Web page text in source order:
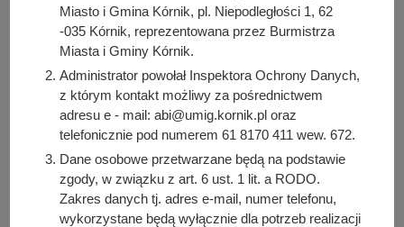
Kontakt
Anita Wachowiak
Koordynator ds. dostępności w Urzędzie Miasta i Gminy
+48 515 229 671
e-mail:rzecznik.on@kornik.pl,sds@kornik.pl
Osoba odpowiedzialna za treść:
Bartosz Przybylski
Miasto i Gmina Kórnik, pl. Niepodległości 1, 62
-035 Kórnik, reprezentowana przez Burmistrza
Miasta i Gminy Kórnik.
Administrator powołał Inspektora Ochrony Danych,
z którym kontakt możliwy za pośrednictwem
adresu e - mail: abi@umig.kornik.pl oraz
telefonicznie pod numerem 61 8170 411 wew. 672.
Dane osobowe przetwarzane będą na podstawie
zgody, w związku z art. 6 ust. 1 lit. a RODO.
Zakres danych tj. adres e-mail, numer telefonu,
wykorzystane będą wyłącznie dla potrzeb realizacji